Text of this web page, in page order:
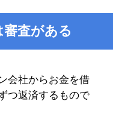
査がある
会社からお金を借
つ返済するもので